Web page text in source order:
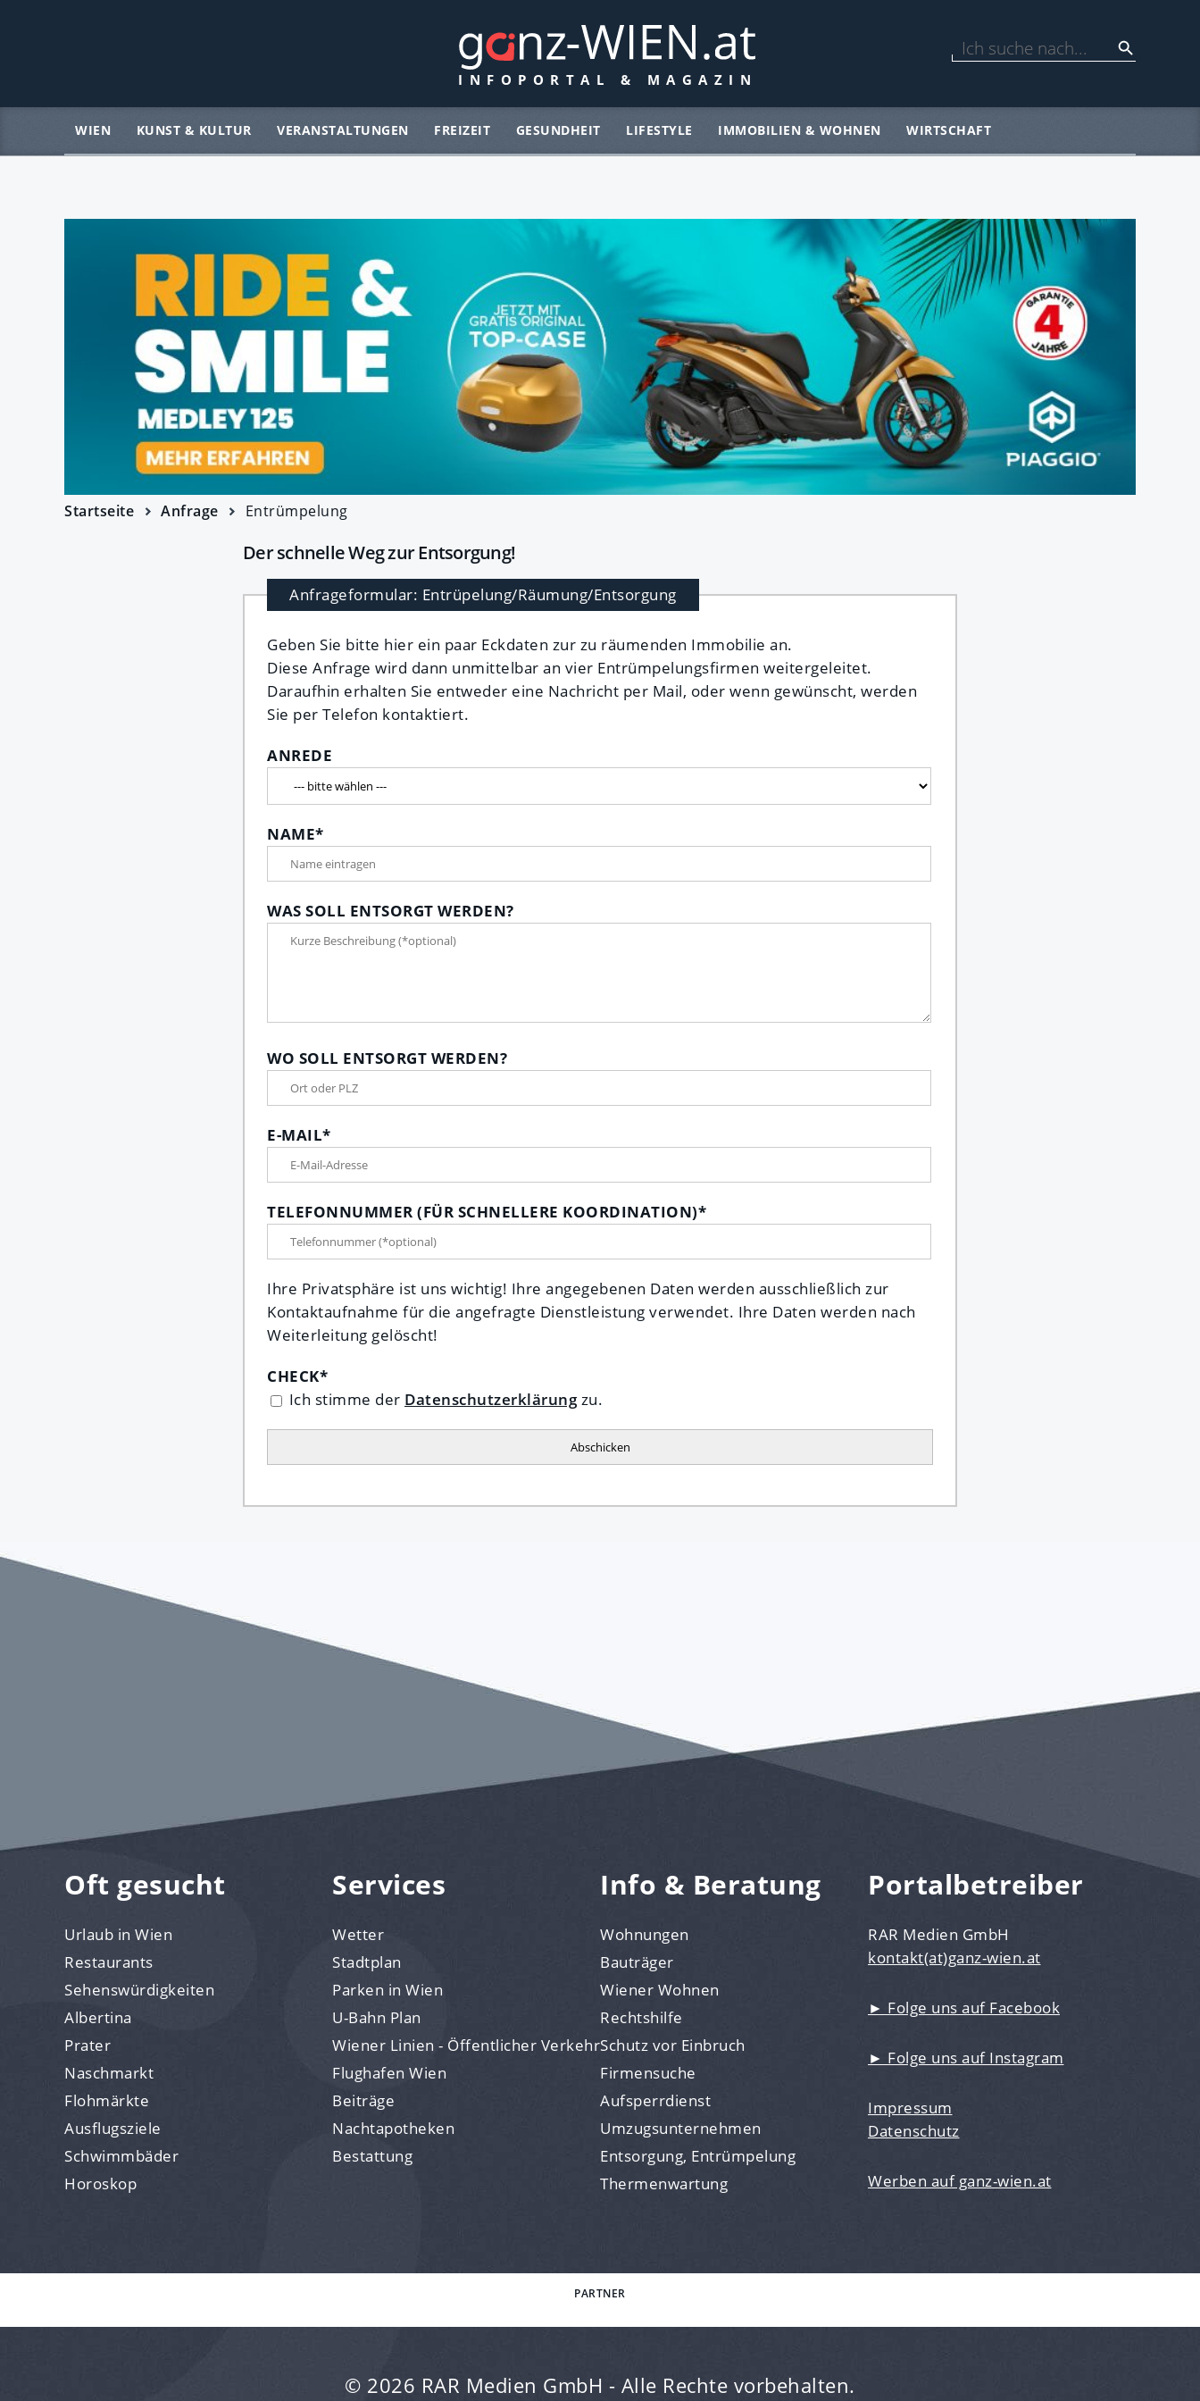
WIEN KUNST & KULTUR VERANSTALTUNGEN FREIZEIT GESUNDHEIT LIFESTYLE IMMOBILIEN & WOHNEN WIRTSCHAFT
Startseite Anfrage Entrümpelung
Der schnelle Weg zur Entsorgung!
Anfrageformular: Entrüpelung/Räumung/Entsorgung
Geben Sie bitte hier ein paar Eckdaten zur zu räumenden Immobilie an.
Diese Anfrage wird dann unmittelbar an vier Entrümpelungsfirmen weitergeleitet.
Daraufhin erhalten Sie entweder eine Nachricht per Mail, oder wenn gewünscht, werden
Sie per Telefon kontaktiert.
ANREDE
NAME*
WAS SOLL ENTSORGT WERDEN?
WO SOLL ENTSORGT WERDEN?
E-MAIL*
TELEFONNUMMER (FÜR SCHNELLERE KOORDINATION)*
Ihre Privatsphäre ist uns wichtig! Ihre angegebenen Daten werden ausschließlich zur
Kontaktaufnahme für die angefragte Dienstleistung verwendet. Ihre Daten werden nach
Weiterleitung gelöscht!
CHECK*
Ich stimme der Datenschutzerklärungzu.
Oft gesucht
Urlaub in Wien
Restaurants
Sehenswürdigkeiten
Albertina
Prater
Naschmarkt
Flohmärkte
Ausflugsziele
Schwimmbäder
Horoskop
Services
Wetter
Stadtplan
Parken in Wien
U-Bahn Plan
Wiener Linien - Öffentlicher Verkehr
Flughafen Wien
Beiträge
Nachtapotheken
Bestattung
Info & Beratung
Wohnungen
Bauträger
Wiener Wohnen
Rechtshilfe
Schutz vor Einbruch
Firmensuche
Aufsperrdienst
Umzugsunternehmen
Entsorgung, Entrümpelung
Thermenwartung
Portalbetreiber
RAR Medien GmbH
kontakt(at)ganz-wien.at
► Folge uns auf Facebook
► Folge uns auf Instagram
Impressum
Datenschutz
Werben auf ganz-wien.at
PARTNER
© 2026 RAR Medien GmbH - Alle Rechte vorbehalten.